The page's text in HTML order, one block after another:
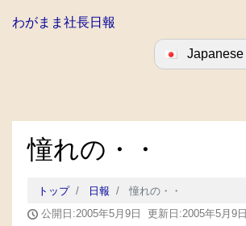
わがまま社長日報
Japanese
憧れの・・
トップ 日報
憧れの・・
公開日:2005年5月9日 更新日:2005年5月9日